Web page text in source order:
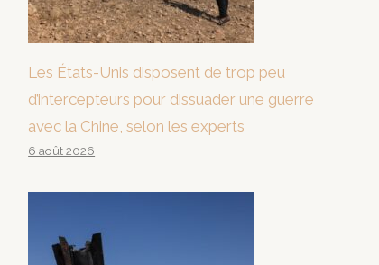
Les États-Unis disposent de trop peu
d’intercepteurs pour dissuader une guerre
avec la Chine, selon les experts
6 août 2026